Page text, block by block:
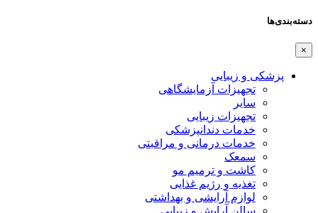
دسته‌بندی‌ها
×
پزشکی و زیبایی
تجهیزات آزمایشگاهی
سایر
تجهیزات زیبایی
خدمات دندانپزشکی
خدمات درمانی و مراقبتی
سمعک
کاشت و ترمیم مو
تغذیه و رژیم غذایی
لوازم آرایشی و بهداشتی